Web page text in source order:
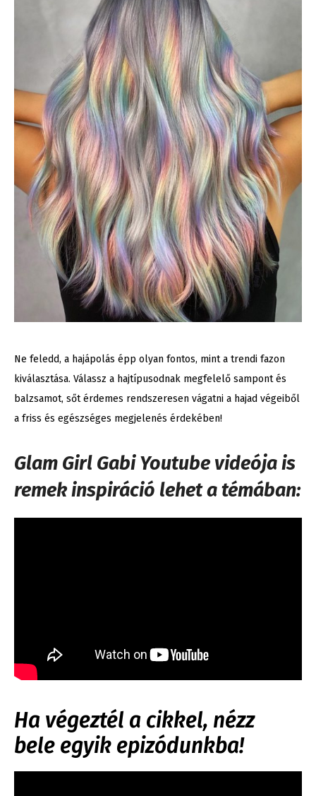
Ne feledd, a hajápolás épp olyan fontos, mint a trendi fazon
kiválasztása. Válassz a hajtípusodnak megfelelő sampont és
balzsamot, sőt érdemes rendszeresen vágatni a hajad végeiből
a friss és egészséges megjelenés érdekében!
Glam Girl Gabi Youtube videója is
remek inspiráció lehet a témában:
Ha végeztél a cikkel, nézz
bele egyik epizódunkba!